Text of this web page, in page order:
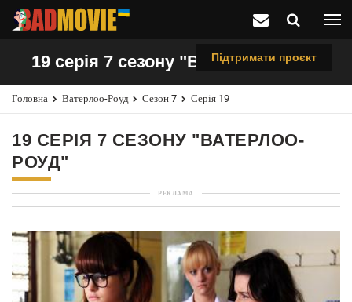
Підтримати проєкт
19 серія 7 сезону "Ватерлоо-роуд"
Головна Ватерлоо-Роуд Сезон 7 Серія 19
19 СЕРІЯ 7 СЕЗОНУ "ВАТЕРЛОО-
РОУД"
РЕКЛАМА